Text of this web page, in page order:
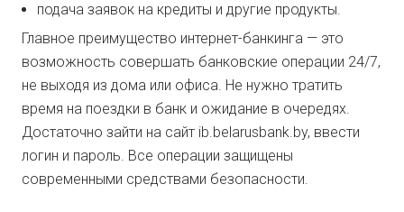
подача заявок на кредиты и другие продукты.
Главное преимущество интернет-банкинга — это
возможность совершать банковские операции 24/7,
не выходя из дома или офиса. Не нужно тратить
время на поездки в банк и ожидание в очередях.
Достаточно зайти на сайт ib.belarusbank.by, ввести
логин и пароль. Все операции защищены
современными средствами безопасности.